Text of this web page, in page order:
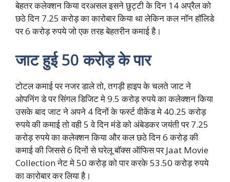
बेहतर कलेक्शन किया दरअसल इसने छुट्टी के दिन 14 अप्रैल को
छठे दिन 7.25 करोड़ का कारोबार किया था लेकिन कल नॉन हॉलिडे
पर 6 करोड़ रुपये जो एक तरह बेहतरीन कमाई है।
जाट हुई 50 करोड़ के पार
टोटल कमाई पर नजर डाले तो, तगड़ी हाइप के चलते जाट ने
ओपनिंग डे पर सिंगल डिजिट मे 9.5 करोड़ रुपये का कलेक्शन किया
उसके बाद जाट ने अपने 4 दिनों के फर्स्ट वीकेंड मे 40.25 करोड़
रुपये की कमाई तो वही 5 वे दिन मंडे को अंबेडकर जयंती पर 7.25
करोड़ रुपये का कलेक्शन किया और कल छठे दिन 6 करोड़ की
कमाई की जिससे 6 दिनों से घरेलू बॉक्स ऑफिस पर Jaat Movie
Collection नेट मे 50 करोड़ को पार करके 53.50 करोड़ रुपये
का कारोबार कर लिया है।